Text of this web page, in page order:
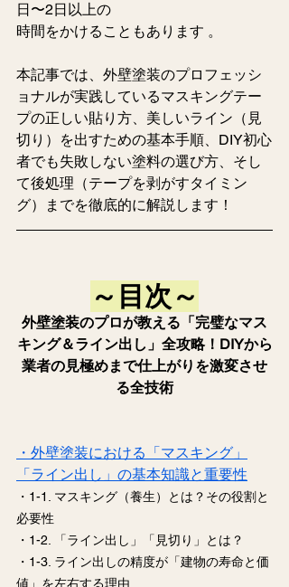
日〜2日以上の
時間をかけることもあります 。
本記事では、外壁塗装のプロフェッシ
ョナルが実践しているマスキングテー
プの正しい貼り方、美しいライン（見
切り）を出すための基本手順、DIY初心
者でも失敗しない塗料の選び方、そし
て後処理（テープを剥がすタイミン
グ）までを徹底的に解説します！
～目次～
外壁塗装のプロが教える「完璧なマス
キング＆ライン出し」全攻略！DIYから
業者の見極めまで仕上がりを激変させ
る全技術
・外壁塗装における「マスキング」
「ライン出し」の基本知識と重要性
・1-1. マスキング（養生）とは？その役割と
必要性
・1-2. 「ライン出し」「見切り」とは？
・1-3. ライン出しの精度が「建物の寿命と価
値」を左右する理由